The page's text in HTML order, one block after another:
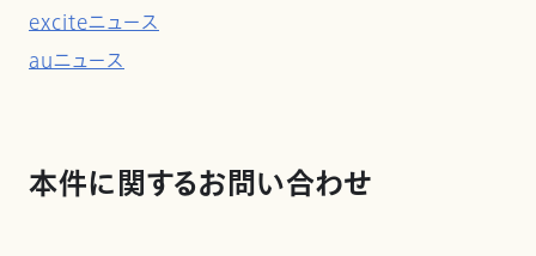
exciteニュース
auニュース
本件に関するお問い合わせ